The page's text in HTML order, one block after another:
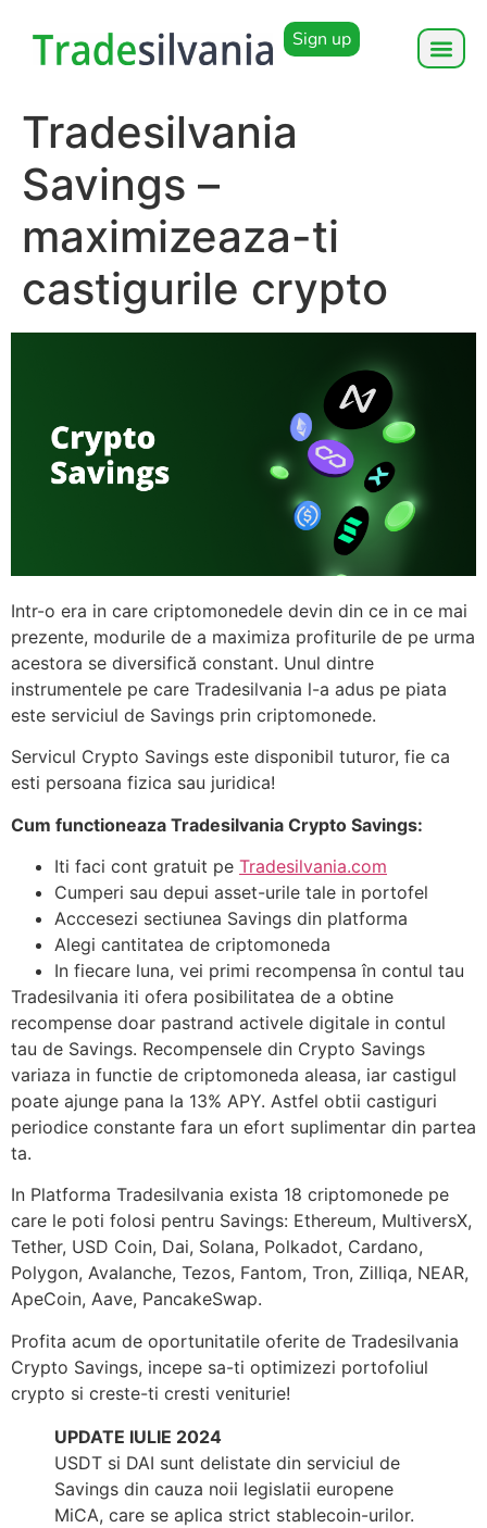
Sign up
Tradesilvania
Savings –
maximizeaza-ti
castigurile crypto
Intr-o era in care criptomonedele devin din ce in ce mai
prezente, modurile de a maximiza profiturile de pe urma
acestora se diversifică constant. Unul dintre
instrumentele pe care Tradesilvania l-a adus pe piata
este serviciul de Savings prin criptomonede.
Servicul Crypto Savings este disponibil tuturor, fie ca
esti persoana fizica sau juridica!
Cum functioneaza Tradesilvania Crypto Savings:
Iti faci cont gratuit pe Tradesilvania.com
Cumperi sau depui asset-urile tale in portofel
Acccesezi sectiunea Savings din platforma
Alegi cantitatea de criptomoneda
In fiecare luna, vei primi recompensa în contul tau
Tradesilvania iti ofera posibilitatea de a obtine
recompense doar pastrand activele digitale in contul
tau de Savings. Recompensele din Crypto Savings
variaza in functie de criptomoneda aleasa, iar castigul
poate ajunge pana la 13% APY. Astfel obtii castiguri
periodice constante fara un efort suplimentar din partea
ta.
In Platforma Tradesilvania exista 18 criptomonede pe
care le poti folosi pentru Savings: Ethereum, MultiversX,
Tether, USD Coin, Dai, Solana, Polkadot, Cardano,
Polygon, Avalanche, Tezos, Fantom, Tron, Zilliqa, NEAR,
ApeCoin, Aave, PancakeSwap.
Profita acum de oportunitatile oferite de Tradesilvania
Crypto Savings, incepe sa-ti optimizezi portofoliul
crypto si creste-ti cresti veniturie!
UPDATE IULIE 2024
USDT si DAI sunt delistate din serviciul de
Savings din cauza noii legislatii europene
MiCA, care se aplica strict stablecoin-urilor.